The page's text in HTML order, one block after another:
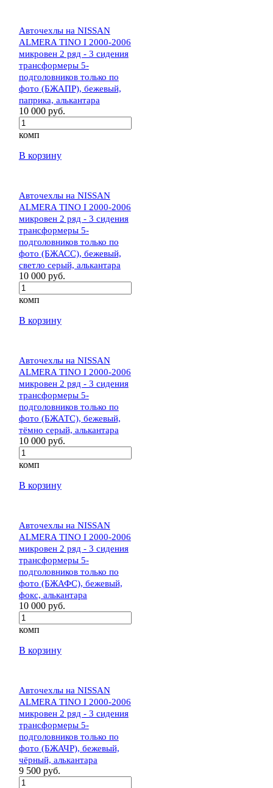
Авточехлы на NISSAN
ALMERA TINO I 2000-2006
микровен 2 ряд - 3 сидения
трансформеры 5-
подголовников только по
фото (БЖАПР), бежевый,
паприка, алькантара
10 000 руб.
комп
В корзину
Авточехлы на NISSAN
ALMERA TINO I 2000-2006
микровен 2 ряд - 3 сидения
трансформеры 5-
подголовников только по
фото (БЖАСС), бежевый,
светло серый, алькантара
10 000 руб.
комп
В корзину
Авточехлы на NISSAN
ALMERA TINO I 2000-2006
микровен 2 ряд - 3 сидения
трансформеры 5-
подголовников только по
фото (БЖАТС), бежевый,
тёмно серый, алькантара
10 000 руб.
комп
В корзину
Авточехлы на NISSAN
ALMERA TINO I 2000-2006
микровен 2 ряд - 3 сидения
трансформеры 5-
подголовников только по
фото (БЖАФС), бежевый,
фокс, алькантара
10 000 руб.
комп
В корзину
Авточехлы на NISSAN
ALMERA TINO I 2000-2006
микровен 2 ряд - 3 сидения
трансформеры 5-
подголовников только по
фото (БЖАЧР), бежевый,
чёрный, алькантара
9 500 руб.